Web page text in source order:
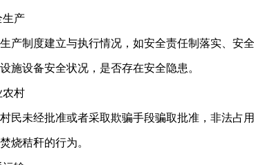
生产
产制度建立与执行情况，如安全责任制落实、安
施设备安全状况，是否存在安全隐患。
农村
民未经批准或者采取欺骗手段骗取批准，非法占
烧秸秆的行为。